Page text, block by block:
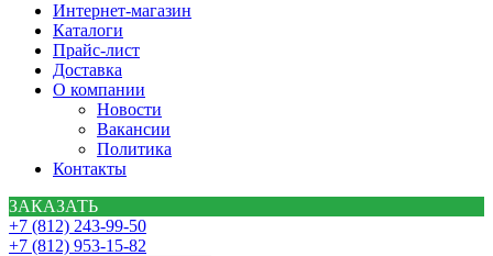
Интернет-магазин
Каталоги
Прайс-лист
Доставка
О компании
Новости
Вакансии
Политика
Контакты
ЗАКАЗАТЬ
+7 (812) 243-99-50
+7 (812) 953-15-82